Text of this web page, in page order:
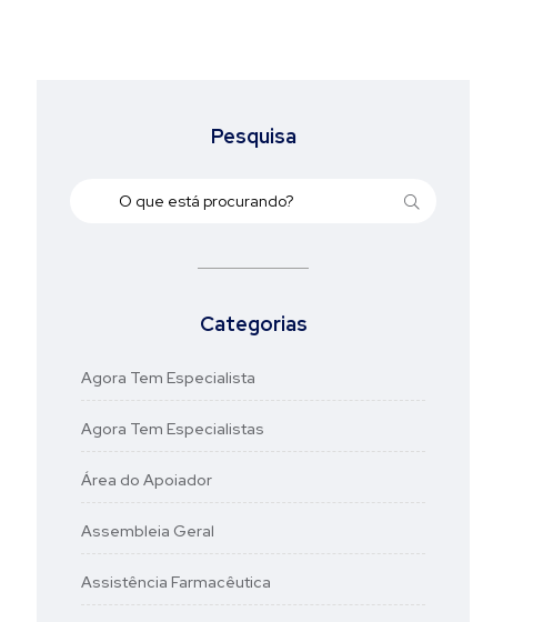
Pesquisa
Categorias
Agora Tem Especialista
Agora Tem Especialistas
Área do Apoiador
Assembleia Geral
Assistência Farmacêutica